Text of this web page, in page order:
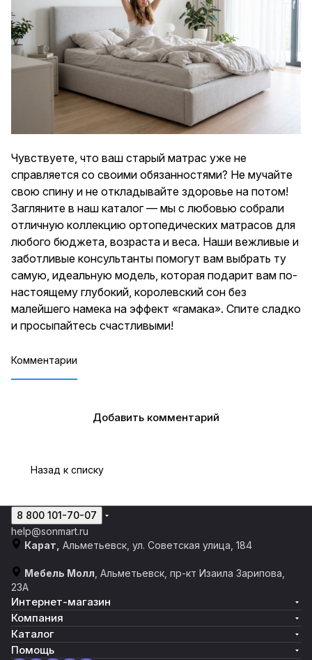
Чувствуете, что ваш старый матрас уже не
справляется со своими обязанностями? Не мучайте
свою спину и не откладывайте здоровье на потом!
Загляните в наш каталог— мы с любовью собрали
отличную коллекцию ортопедических матрасов для
любого бюджета, возраста и веса. Наши вежливые и
заботливые консультанты помогут вам выбрать ту
самую, идеальную модель, которая подарит вам по-
настоящему глубокий, королевский сон без
малейшего намека на эффект «гамака». Спите сладко
и просыпайтесь счастливыми!
Комментарии
Добавить комментарий
Назад к списку
8 800 101-70-07
help@sonmart.ru
Карат, Альметьевск, ул. Советская улица, 184
Мебель Молл , Альметьевск, пр-кт Изаила Зарипова,
23А
Интернет-магазин
Компания
Каталог
Помощь